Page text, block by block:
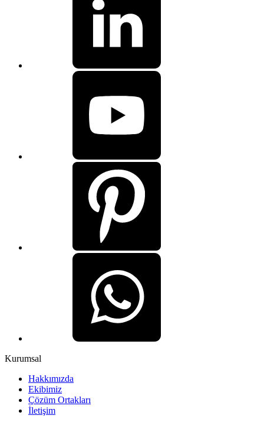
Kurumsal
Hakkımızda
Ekibimiz
Çözüm Ortakları
İletişim